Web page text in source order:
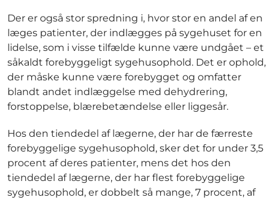
Der er også stor spredning i, hvor stor en andel af en
læges patienter, der indlægges på sygehuset for en
lidelse, som i visse tilfælde kunne være undgået – et
såkaldt forebyggeligt sygehusophold. Det er ophold,
der måske kunne være forebygget og omfatter
blandt andet indlæggelse med dehydrering,
forstoppelse, blærebetændelse eller liggesår.
Hos den tiendedel af lægerne, der har de færreste
forebyggelige sygehusophold, sker det for under 3,5
procent af deres patienter, mens det hos den
tiendedel af lægerne, der har flest forebyggelige
sygehusophold, er dobbelt så mange, 7 procent, af